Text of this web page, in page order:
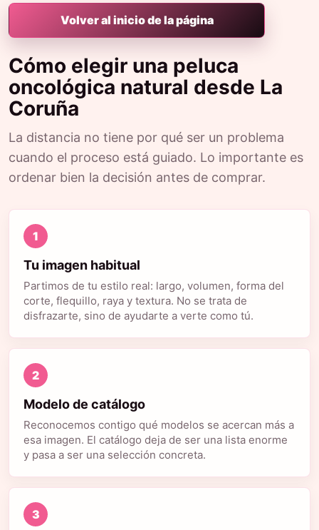
Volver al inicio de la página
Cómo elegir una peluca
oncológica natural desde La
Coruña
La distancia no tiene por qué ser un problema
cuando el proceso está guiado. Lo importante es
ordenar bien la decisión antes de comprar.
1
Tu imagen habitual
Partimos de tu estilo real: largo, volumen, forma del
corte, flequillo, raya y textura. No se trata de
disfrazarte, sino de ayudarte a verte como tú.
2
Modelo de catálogo
Reconocemos contigo qué modelos se acercan más a
esa imagen. El catálogo deja de ser una lista enorme
y pasa a ser una selección concreta.
3